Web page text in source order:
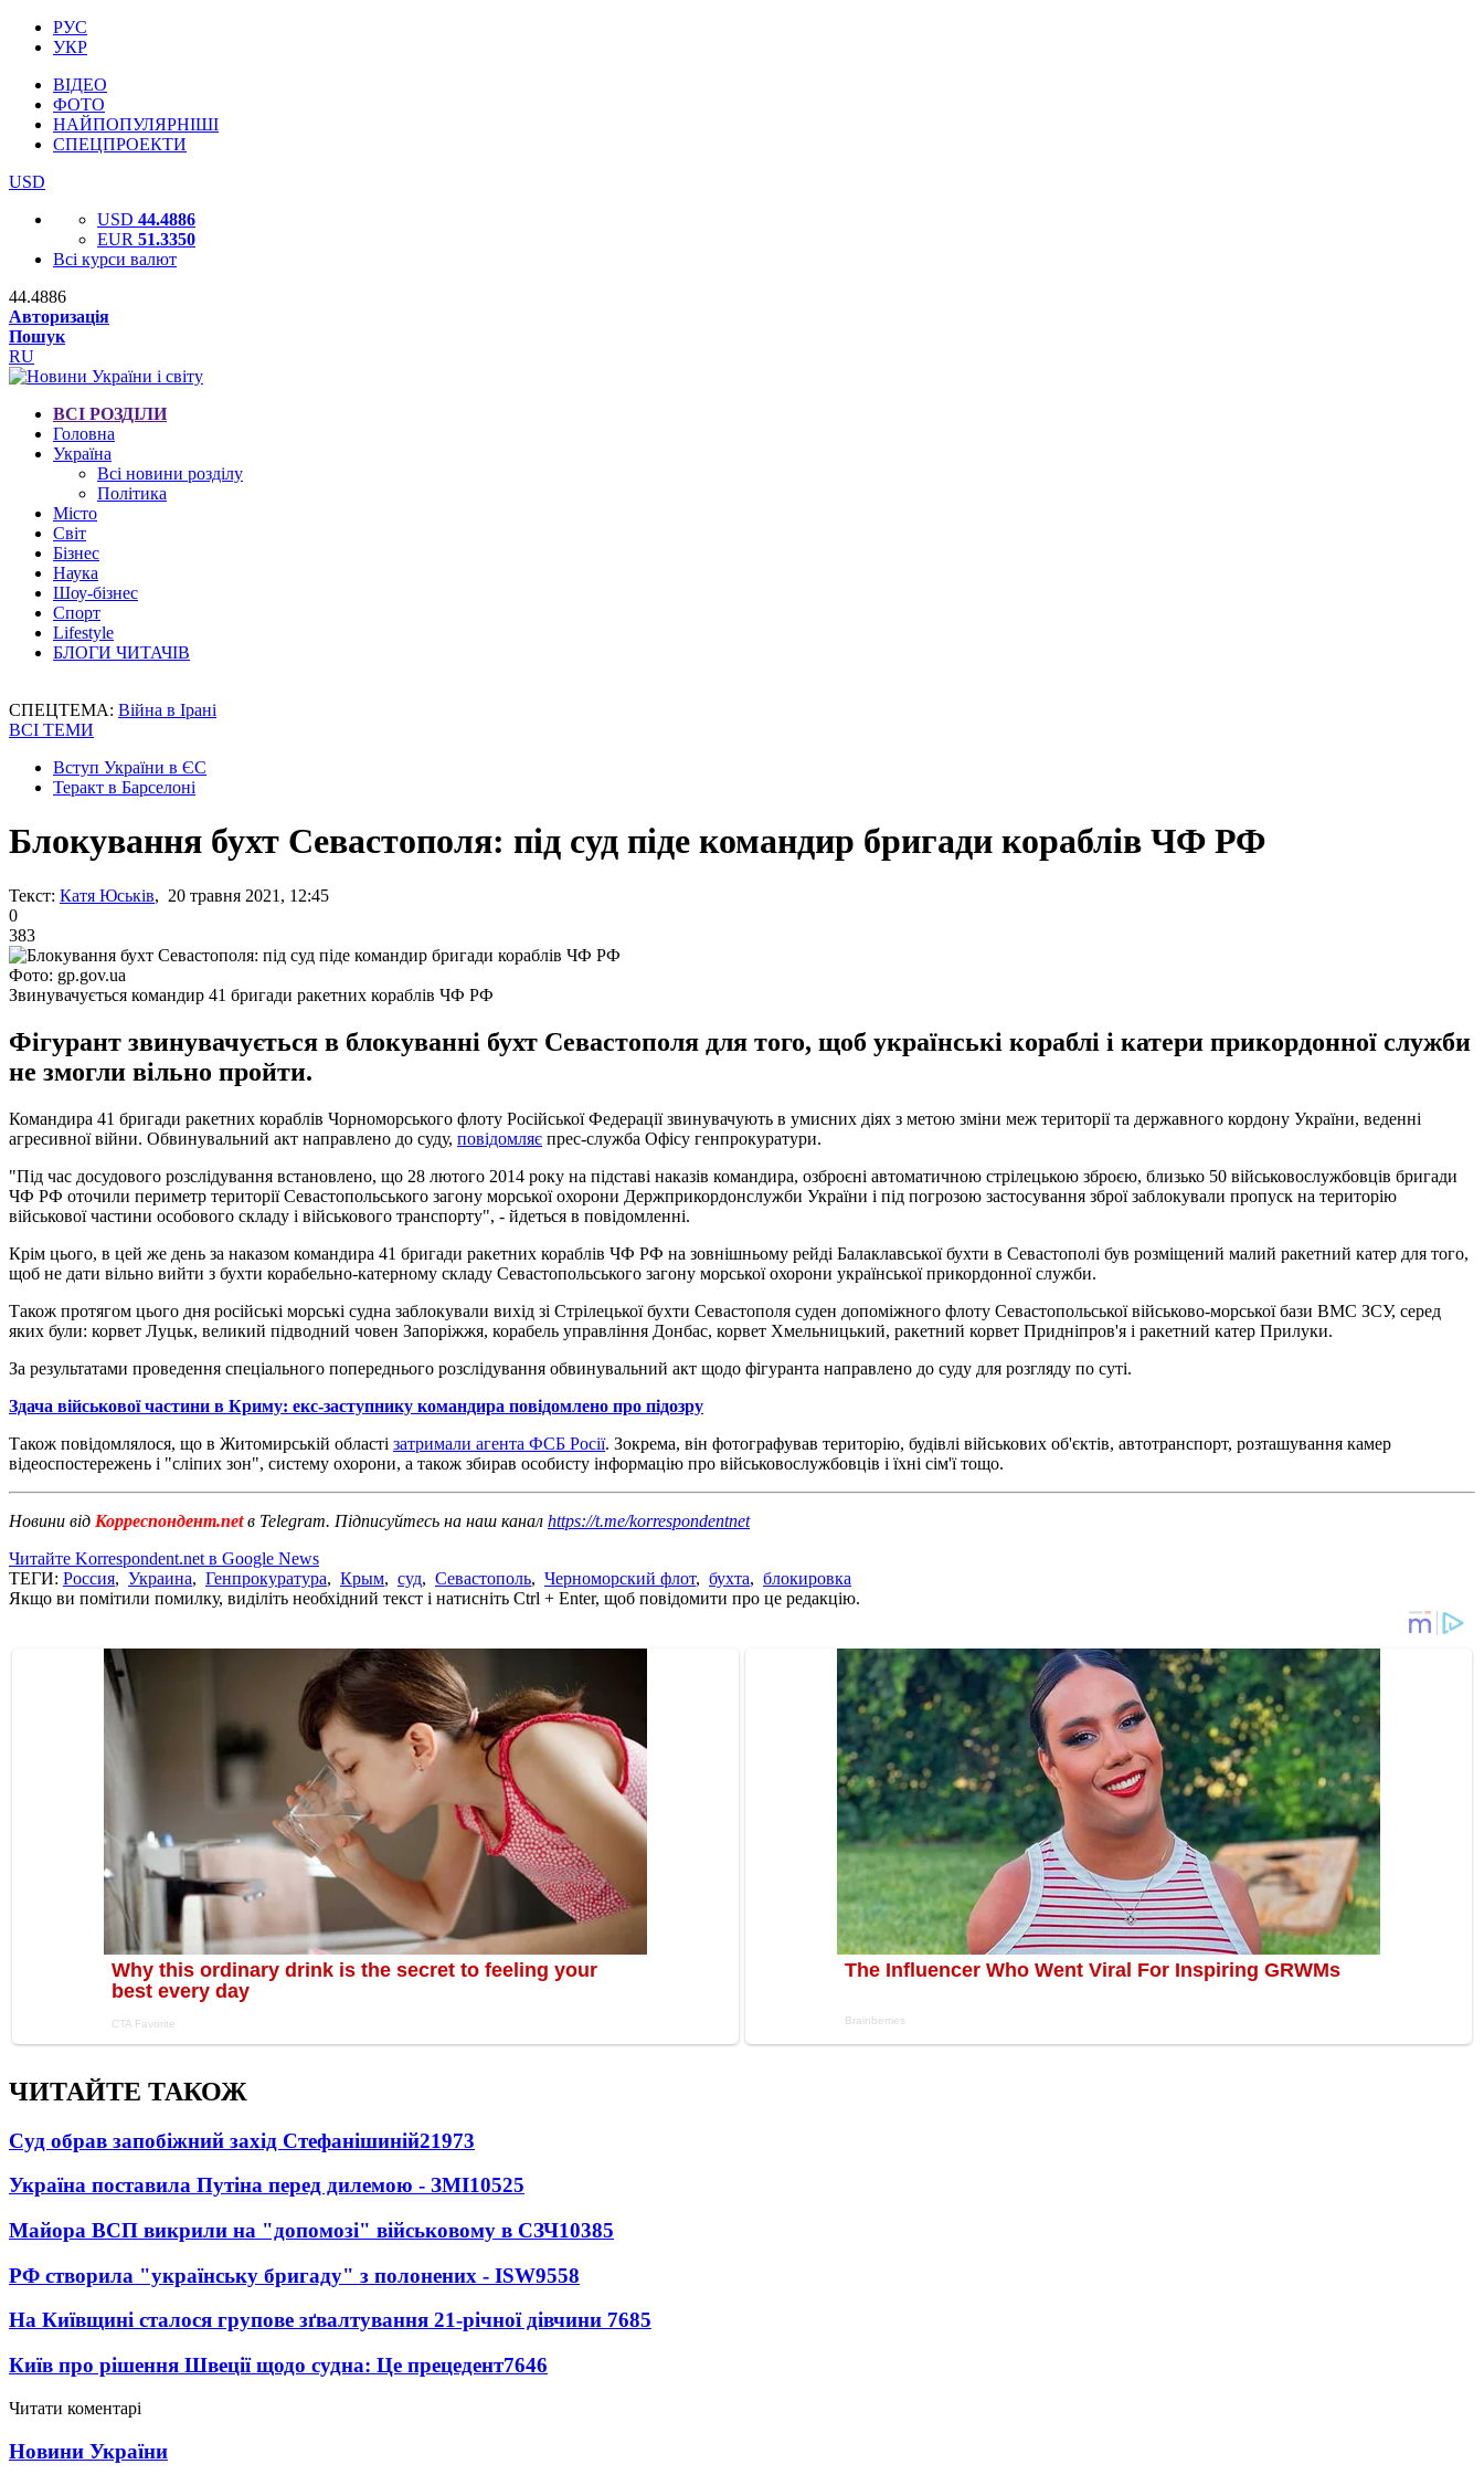
РУС
УКР
ВІДЕО
ФОТО
НАЙПОПУЛЯРНІШІ
СПЕЦПРОЕКТИ
USD
USD 44.4886
EUR 51.3350
Всі курси валют
44.4886
Авторизація
Пошук
RU
ВСІ РОЗДІЛИ
Головна
Україна
Всі новини розділу
Політика
Місто
Світ
Бізнес
Наука
Шоу-бізнес
Спорт
Lifestyle
БЛОГИ ЧИТАЧІВ
СПЕЦТЕМА: Війна в Ірані
ВСІ ТЕМИ
Вступ України в ЄС
Теракт в Барселоні
Блокування бухт Севастополя: під суд піде командир бригади кораблів ЧФ РФ
Текст: Катя Юськів, 20 травня 2021, 12:45
0
383
Фото: gp.gov.ua
Звинувачується командир 41 бригади ракетних кораблів ЧФ РФ
Фігурант звинувачується в блокуванні бухт Севастополя для того, щоб українські кораблі і катери прикордонної служби
не змогли вільно пройти.
Командира 41 бригади ракетних кораблів Чорноморського флоту Російської Федерації звинувачують в умисних діях з метою зміни меж території та державного кордону України, веденні
агресивної війни. Обвинувальний акт направлено до суду, повідомляє прес-служба Офісу генпрокуратури.
"Під час досудового розслідування встановлено, що 28 лютого 2014 року на підставі наказів командира, озброєні автоматичною стрілецькою зброєю, близько 50 військовослужбовців бригади
ЧФ РФ оточили периметр території Севастопольського загону морської охорони Держприкордонслужби України і під погрозою застосування зброї заблокували пропуск на територію
військової частини особового складу і військового транспорту", - йдеться в повідомленні.
Крім цього, в цей же день за наказом командира 41 бригади ракетних кораблів ЧФ РФ на зовнішньому рейді Балаклавської бухти в Севастополі був розміщений малий ракетний катер для того,
щоб не дати вільно вийти з бухти корабельно-катерному складу Севастопольського загону морської охорони української прикордонної служби.
Також протягом цього дня російські морські судна заблокували вихід зі Стрілецької бухти Севастополя суден допоміжного флоту Севастопольської військово-морської бази ВМС ЗСУ, серед
яких були: корвет Луцьк, великий підводний човен Запоріжжя, корабель управління Донбас, корвет Хмельницький, ракетний корвет Придніпров'я і ракетний катер Прилуки.
За результатами проведення спеціального попереднього розслідування обвинувальний акт щодо фігуранта направлено до суду для розгляду по суті.
Здача військової частини в Криму: екс-заступнику командира повідомлено про підозру
Також повідомлялося, що в Житомирській області затримали агента ФСБ Росії. Зокрема, він фотографував територію, будівлі військових об'єктів, автотранспорт, розташування камер
відеоспостережень і "сліпих зон", систему охорони, а також збирав особисту інформацію про військовослужбовців і їхні сім'ї тощо.
Новини від Корреспондент.netв Telegram. Підписуйтесь на наш канал https://t.me/korrespondentnet
Читайте Korrespondent.net в Google News
ТЕГИ: Россия, Украина, Генпрокуратура, Крым, суд, Севастополь, Черноморский флот, бухта, блокировка
Якщо ви помітили помилку, виділіть необхідний текст і натисніть Ctrl + Enter, щоб повідомити про це редакцію.
ЧИТАЙТЕ ТАКОЖ
Суд обрав запобіжний захід Стефанішиній21973
Україна поставила Путіна перед дилемою - ЗМІ10525
Майора ВСП викрили на "допомозі" військовому в СЗЧ10385
РФ створила "українську бригаду" з полонених - ISW9558
На Київщині сталося групове зґвалтування 21-річної дівчини 7685
Київ про рішення Швеції щодо судна: Це прецедент7646
Читати коментарі
Новини України